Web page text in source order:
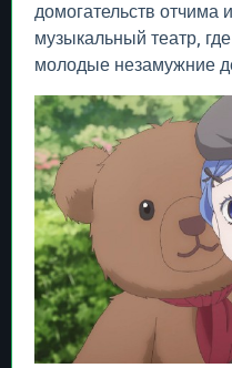
домогательств отчима
музыкальный театр,
молодые незамужние